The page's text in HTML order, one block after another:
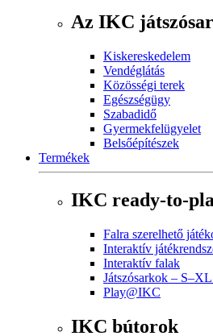
Az IKC
Kiskereskedelem
Vendéglátás
Közösségi terek
Egészségügy
Szabadidő
Gyermekfelügyelet
Belsőépítészek
Termékek
IKC ready-to-
Falra szerelhető
Interaktív
Interaktív falak
Játszósarkok – S–XL
Play@IKC
IKC bútorok